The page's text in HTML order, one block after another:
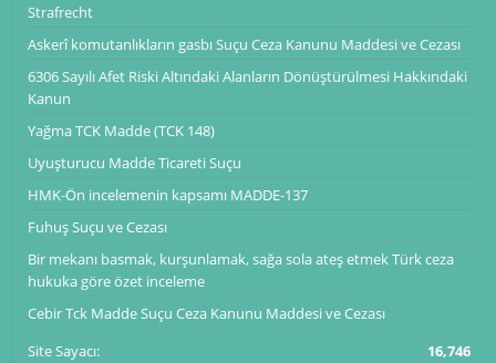
Strafrecht
Askerî komutanlıkların gasbı Suçu Ceza Kanunu Maddesi ve Cezası
6306 Sayılı Afet Riski Altındaki Alanların Dönüştürülmesi Hakkındaki
Kanun
Yağma TCK Madde (TCK 148)
Uyuşturucu Madde Ticareti Suçu
HMK-Ön incelemenin kapsamı ​​​​​​​MADDE-137
Fuhuş Suçu ve Cezası
Bir mekanı basmak, kurşunlamak, sağa sola ateş etmek Türk ceza
hukuka göre özet inceleme
Cebir Tck Madde Suçu Ceza Kanunu Maddesi ve Cezası
Site Sayacı:
16,746